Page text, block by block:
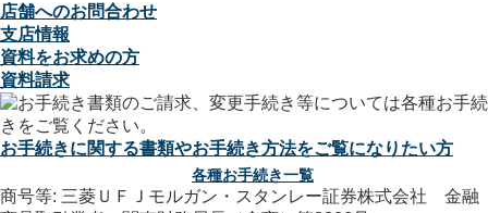
店舗へのお問合わせ
支店情報
資料をお求めの方
資料請求
お手続きに関する書類やお手続き方法をご覧になりたい方
各種お手続き一覧
商号等: 三菱ＵＦＪモルガン・スタンレー証券株式会社 金融